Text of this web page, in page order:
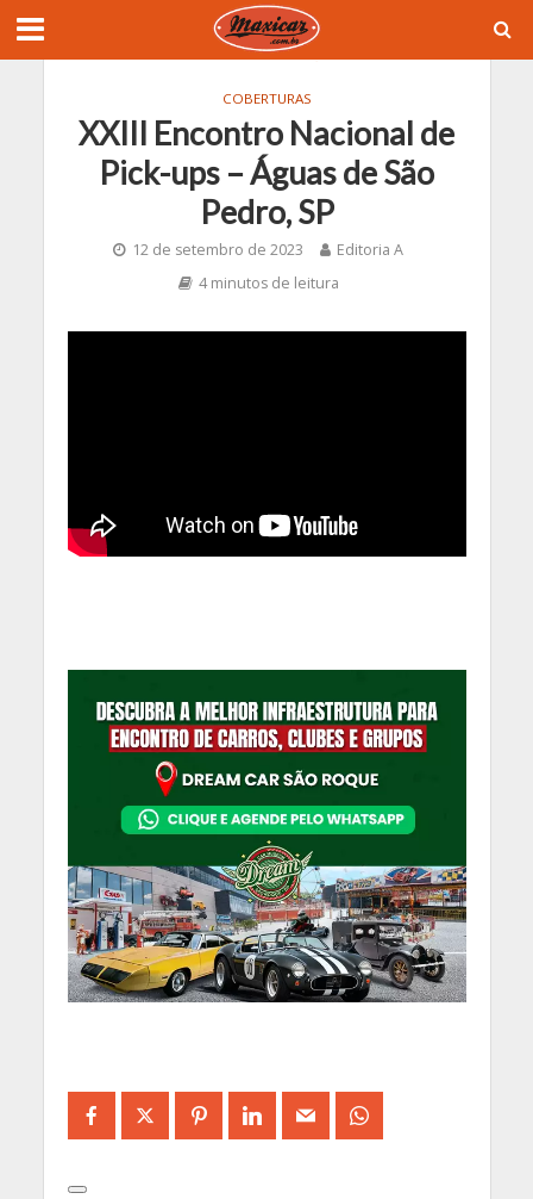
COBERTURAS
XXIII Encontro Nacional de
Pick-ups – Águas de São
Pedro, SP
12 de setembro de 2023
Editoria A
4 minutos de leitura